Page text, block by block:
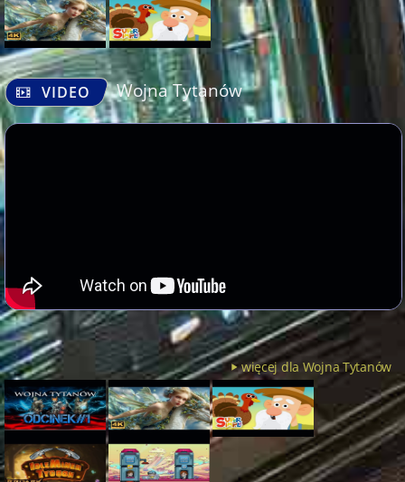
VIDEO Wojna Tytanów
więcej dla Wojna Tytanów